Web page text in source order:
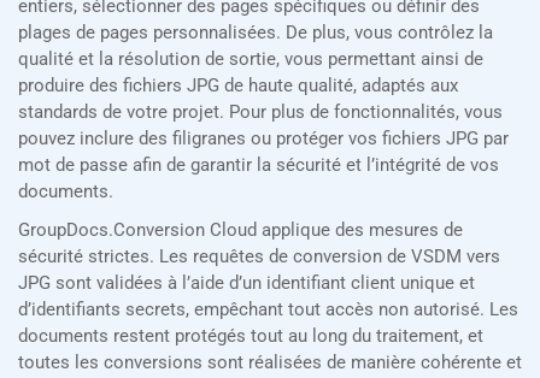
entiers, sélectionner des pages spécifiques ou définir des
plages de pages personnalisées. De plus, vous contrôlez la
qualité et la résolution de sortie, vous permettant ainsi de
produire des fichiers JPG de haute qualité, adaptés aux
standards de votre projet. Pour plus de fonctionnalités, vous
pouvez inclure des filigranes ou protéger vos fichiers JPG par
mot de passe afin de garantir la sécurité et l’intégrité de vos
documents.
GroupDocs.Conversion Cloud applique des mesures de
sécurité strictes. Les requêtes de conversion de VSDM vers
JPG sont validées à l’aide d’un identifiant client unique et
d’identifiants secrets, empêchant tout accès non autorisé. Les
documents restent protégés tout au long du traitement, et
toutes les conversions sont réalisées de manière cohérente et